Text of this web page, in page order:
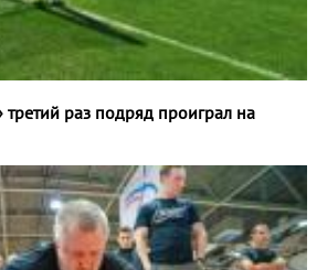
третий раз подряд проиграл на